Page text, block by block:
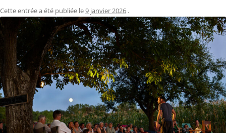
Cette entrée a été publiée le9 janvier 2026 .